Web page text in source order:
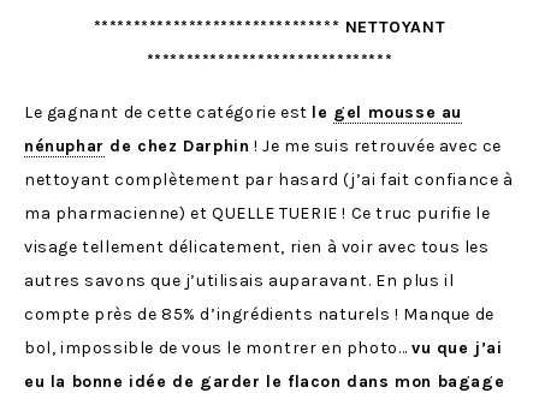
******************************* NETTOYANT
*******************************
Le gagnant de cette catégorie est le gel mousse au
nénuphar de chez Darphin ! Je me suis retrouvée avec ce
nettoyant complètement par hasard (j’ai fait confiance à
ma pharmacienne) et QUELLE TUERIE ! Ce truc purifie le
visage tellement délicatement, rien à voir avec tous les
autres savons que j’utilisais auparavant. En plus il
compte près de 85% d’ingrédients naturels ! Manque de
bol, impossible de vous le montrer en photo…vu que j’ai
eu la bonne idée de garder le flacon dans mon bagage